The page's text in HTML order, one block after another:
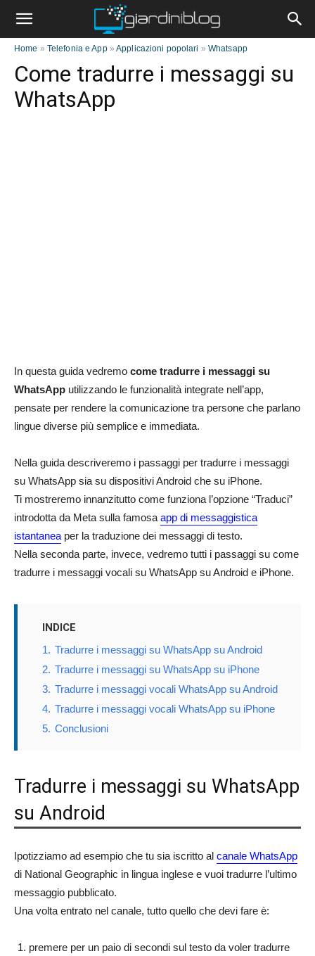
Home » Telefonia e App»Applicazioni popolari » Whatsapp
Come tradurre i messaggi su
WhatsApp
In questa guida vedremo come tradurre i messaggi su
WhatsApp utilizzando le funzionalità integrate nell’app,
pensate per rendere la comunicazione tra persone che parlano
lingue diverse più semplice e immediata.
Nella guida descriveremo i passaggi per tradurre i messaggi
su WhatsApp sia su dispositivi Android che su iPhone.
Ti mostreremo innanzitutto come funziona l’opzione “Traduci”
introdotta da Meta sulla famosa app di messaggistica
istantanea per la traduzione dei messaggi di testo.
Nella seconda parte, invece, vedremo tutti i passaggi su come
tradurre i messaggi vocali su WhatsApp su Android e iPhone.
INDICE
1. Tradurre i messaggi su WhatsApp su Android
2. Tradurre i messaggi su WhatsApp su iPhone
3. Tradurre i messaggi vocali WhatsApp su Android
4. Tradurre i messaggi vocali WhatsApp su iPhone
5. Conclusioni
Tradurre i messaggi su WhatsApp
su Android
Ipotizziamo ad esempio che tu sia iscritto al canale WhatsApp
di National Geographic in lingua inglese e vuoi tradurre l’ultimo
messaggio pubblicato.
Una volta entrato nel canale, tutto quello che devi fare è:
premere per un paio di secondi sul testo da voler tradurre